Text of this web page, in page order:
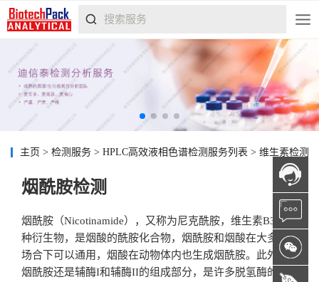
主页 > 检测服务 > HPLC高效液相色谱检测服务列表 > 维生素检测
烟酰胺检测
烟酰胺（Nicotinamide），又称为尼克酰胺，维生素B3的一
种衍生物，是烟酸的酰胺化合物，烟酰胺和烟酸在大多数
场合下可以通用，烟酸在动物体内也生成烟酰胺。此外，
烟酰胺还是辅酶I和辅酶II的组成部分，是许多脱氢酶的辅